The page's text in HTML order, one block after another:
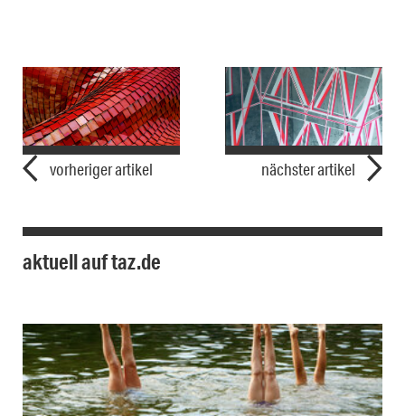
vorheriger artikel nächster artikel
aktuell auf taz.de